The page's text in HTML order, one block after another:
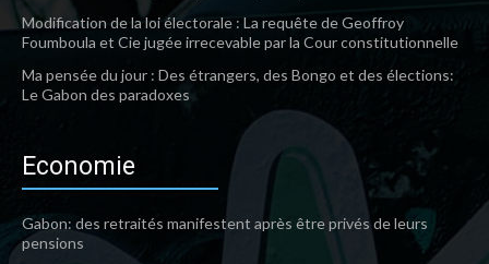
Modification de la loi électorale : La requête de Geoffroy
Foumboula et Cie jugée irrecevable par la Cour constitutionnelle
Ma pensée du jour : Des étrangers, des Bongo et des élections:
Le Gabon des paradoxes
Economie
Gabon: des retraités manifestent après être privés de leurs
pensions